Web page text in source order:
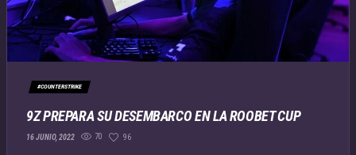
#COUNTERSTRIKE
9Z PREPARA SU DESEMBARCO EN LA ROOBET CUP
16 JUNIO, 2022 70 96